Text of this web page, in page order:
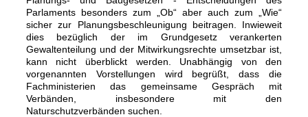
Parlaments besonders zum „Ob“ aber auch zum „Wie“
sicher zur Planungsbeschleunigung beitragen. Inwieweit
dies bezüglich der im Grundgesetz verankerten
Gewaltenteilung und der Mitwirkungsrechte umsetzbar ist,
kann nicht überblickt werden. Unabhängig von den
vorgenannten Vorstellungen wird begrüßt, dass die
Fachministerien das gemeinsame Gespräch mit
Verbänden, insbesondere mit den
Naturschutzverbänden suchen.